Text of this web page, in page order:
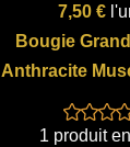
7,50 €
Bougie
Anthracite
1 produit